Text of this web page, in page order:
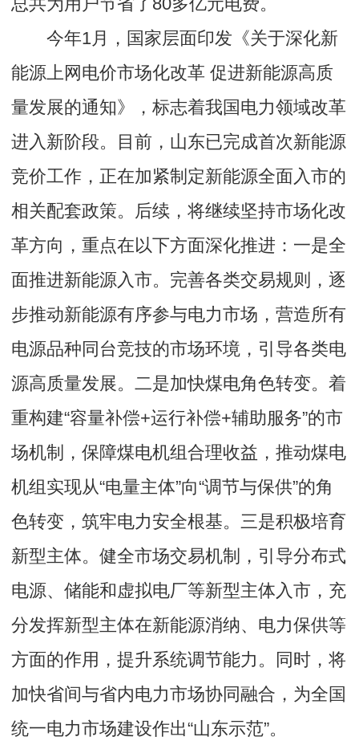
今年1月，国家层面印发《关于深化新
能源上网电价市场化改革 促进新能源高质
量发展的通知》，标志着我国电力领域改革
进入新阶段。目前，山东已完成首次新能源
竞价工作，正在加紧制定新能源全面入市的
相关配套政策。后续，将继续坚持市场化改
革方向，重点在以下方面深化推进：一是全
面推进新能源入市。完善各类交易规则，逐
步推动新能源有序参与电力市场，营造所有
电源品种同台竞技的市场环境，引导各类电
源高质量发展。二是加快煤电角色转变。着
重构建“容量补偿+运行补偿+辅助服务”的市
场机制，保障煤电机组合理收益，推动煤电
机组实现从“电量主体”向“调节与保供”的角
色转变，筑牢电力安全根基。三是积极培育
新型主体。健全市场交易机制，引导分布式
电源、储能和虚拟电厂等新型主体入市，充
分发挥新型主体在新能源消纳、电力保供等
方面的作用，提升系统调节能力。同时，将
加快省间与省内电力市场协同融合，为全国
统一电力市场建设作出“山东示范”。